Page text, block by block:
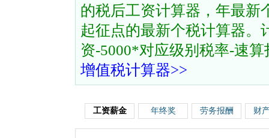
的税后工资计算器，年最新
起征点的最新个税计算器。
资-5000*对应级别税率-速
增值税计算器>>
工资薪金 年终奖 劳务报酬 财